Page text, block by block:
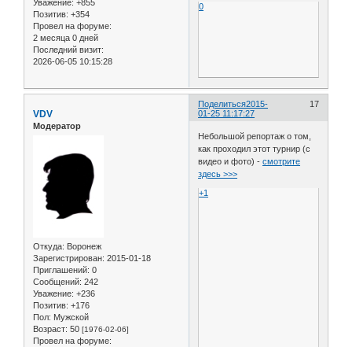
Уважение: +855
Позитив: +354
Провел на форуме:
2 месяца 0 дней
Последний визит:
2026-06-05 10:15:28
0
Поделиться 17
2015-
01-25 11:17:27
VDV
Модератор
Откуда: Воронеж
Зарегистрирован: 2015-01-18
Приглашений: 0
Сообщений: 242
Уважение: +236
Позитив: +176
Пол: Мужской
Возраст: 50 [1976-02-06]
Провел на форуме:
Небольшой репортаж о том,
как проходил этот турнир (с
видео и фото) -смотрите
здесь >>>
+1